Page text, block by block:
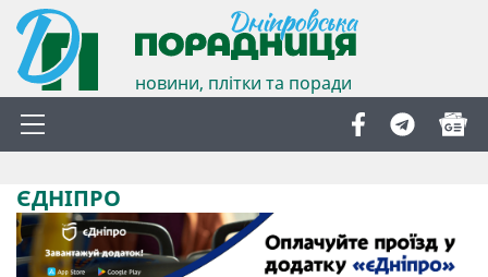
новини, плітки та поради
ЄДНІПРО